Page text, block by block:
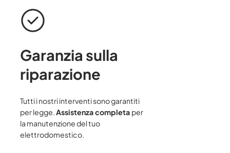
Garanzia sulla
riparazione
Tutti i nostri interventi sono garantiti
per legge.Assistenza completa per
la manutenzione del tuo
elettrodomestico.